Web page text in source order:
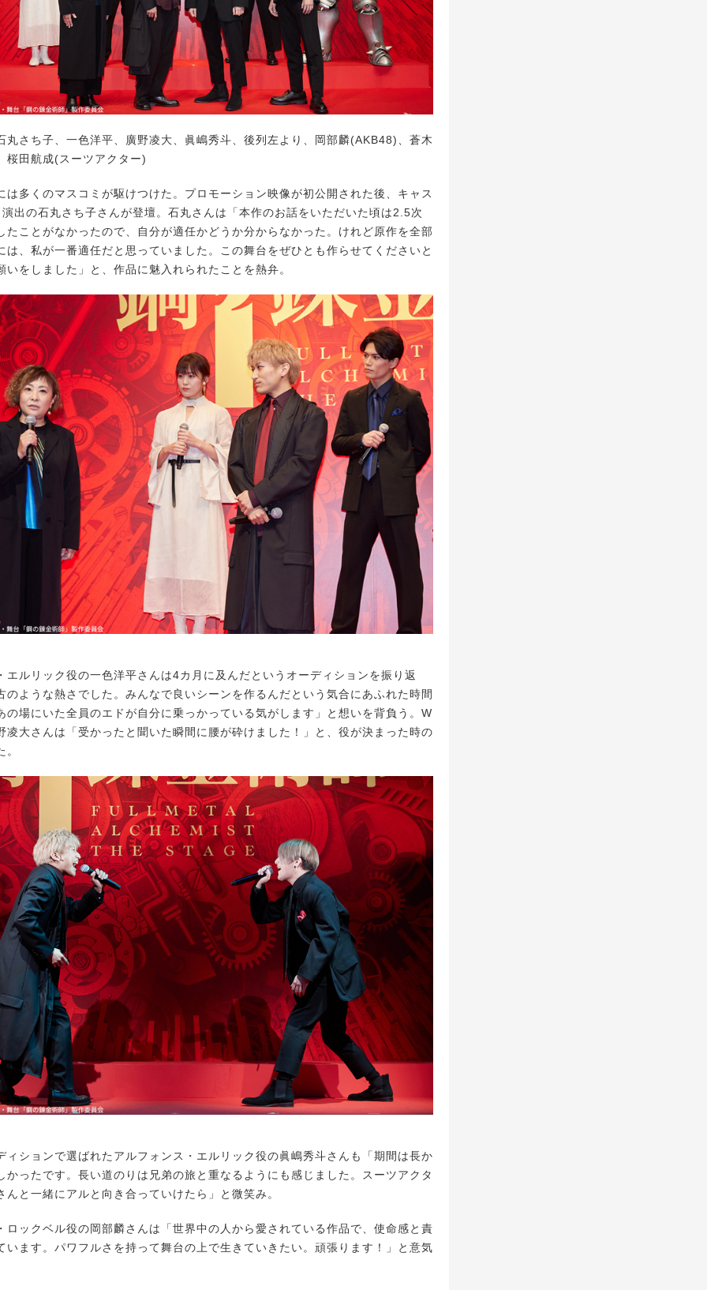
さち子、一色洋平、廣野凌大、眞嶋秀斗、後列左より、岡部麟(AKB48)、蒼木
桜田航成(スーツアクター)
多くのマスコミが駆けつけた。プロモーション映像が初公開された後、キャス
出の石丸さち子さんが登壇。石丸さんは「本作のお話をいただいた頃は2.5次
たことがなかったので、自分が適任かどうか分からなかった。けれど原作を全部
は、私が一番適任だと思っていました。この舞台をぜひとも作らせてくださいと
いをしました」と、作品に魅入れられたことを熱弁。
ルリック役の一色洋平さんは4カ月に及んだというオーディションを振り返
のような熱さでした。みんなで良いシーンを作るんだという気合にあふれた時間
の場にいた全員のエドが自分に乗っかっている気がします」と想いを背負う。W
凌大さんは「受かったと聞いた瞬間に腰が砕けました！」と、役が決まった時の
ションで選ばれたアルフォンス・エルリック役の眞嶋秀斗さんも「期間は長か
かったです。長い道のりは兄弟の旅と重なるようにも感じました。スーツアクタ
んと一緒にアルと向き合っていけたら」と微笑み。
ックベル役の岡部麟さんは「世界中の人から愛されている作品で、使命感と責
います。パワフルさを持って舞台の上で生きていきたい。頑張ります！」と意気